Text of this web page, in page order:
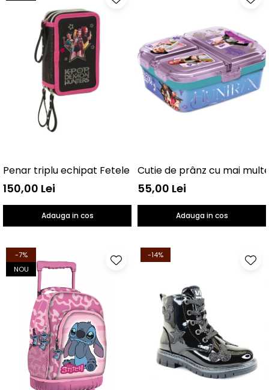
Penar triplu echipat Fetele Kpop la vânătoare de
150,00 Lei
Adauga in cos
55,00 Lei
Adauga in cos
-7%
NOU
-14%